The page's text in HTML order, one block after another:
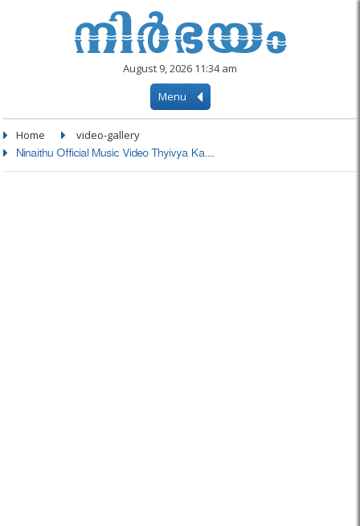
August 9, 2026 11:34 am
Menu
Home video-gallery
Ninaithu Official Music Video Thyivya Ka....